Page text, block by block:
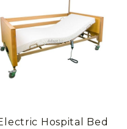
Hospital Bed